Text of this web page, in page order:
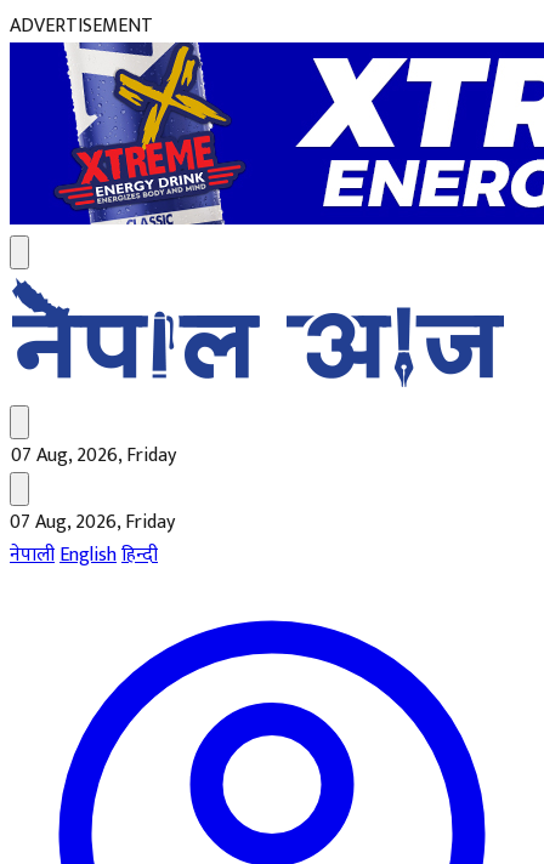
ADVERTISEMENT
07 Aug, 2026, Friday
07 Aug, 2026, Friday
नेपालीEnglishहिन्दी